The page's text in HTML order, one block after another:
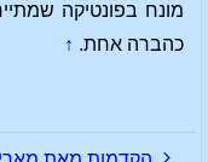
מונח בפונטיקה
כהברה אחת. ↑